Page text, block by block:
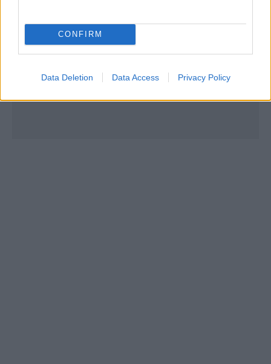
CONFIRM
Data Deletion Data Access Privacy Policy